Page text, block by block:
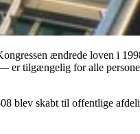
ændrede loven i
tilgængelig for alle
blev skabt til offentlige